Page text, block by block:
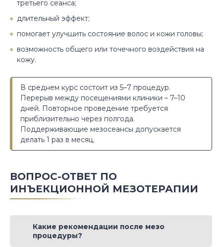
третьего сеанса;
длительный эффект;
помогает улучшить состояние волос и кожи головы;
возможность общего или точечного воздействия на
кожу.
В среднем курс состоит из 5–7 процедур.
Перерыв между посещениями клиники – 7–10
дней. Повторное проведение требуется
приблизительно через полгода.
Поддерживающие мезосеансы допускается
делать 1 раз в месяц.
ВОПРОС-ОТВЕТ ПО
ИНЪЕКЦИОННОЙ МЕЗОТЕРАПИИ
Какие рекомендации после мезо
процедуры?